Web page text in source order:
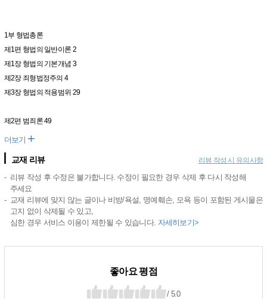
1부 형법총론
제1편 형법의 일반이론 2
제1장 형법의 기본개념 3
제2장 죄형법정주의 4
제3장 형법의 적용범위 29
제2편 범죄론 49
더보기 +
교재 리뷰 리뷰 작성 시 유의사항
리뷰 작성 후 수정은 불가합니다. 수정이 필요한 경우 삭제 후 다시 작성해
주세요
교재 리뷰에 맞지 않는 글이나 비방/욕설, 명예훼손, 모욕 등이 포함된 게시물은
고지 없이 삭제될 수 있고,
심한 경우 서비스 이용이 제한될 수 있습니다. 자세히보기>
좋아요 평점
/ 5.0